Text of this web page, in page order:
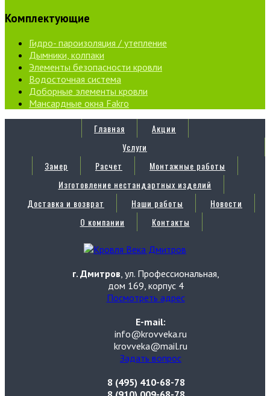
Комплектующие
Гидро- пароизоляция / утепление
Дымники, колпаки
Элементы безопасности кровли
Водосточная система
Доборные элементы кровли
Мансардные окна Fakro
Главная
Акции
Услуги
Замер
Расчет
Монтажные работы
Изготовление нестандартных изделий
Доставка и возврат
Наши работы
Новости
О компании
Контакты
г. Дмитров , ул. Профессиональная,
дом 169, корпус 4
Посмотреть адрес
E-mail:
info@krovveka.ru
krovveka@mail.ru
Задать вопрос
8 (495) 410-68-78